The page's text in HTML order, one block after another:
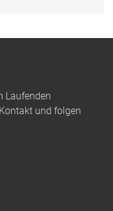
Laufenden
und folgen